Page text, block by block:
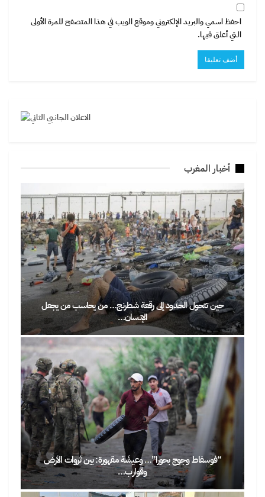
احفظ اسمي والبريد الإلكتروني وموقع الويب في هذا المتصفح للمرة الأولى
التي أعلق فيها.
أخبار المغرب
حين تتحول الحدود إلى رقعة شطرنج… من يحاسب من يجعل
الإنسان…
“فوسفاط وجوج بحورا”… وعيشَة مقهورة: بين ثروات الأرض
وقوارب…